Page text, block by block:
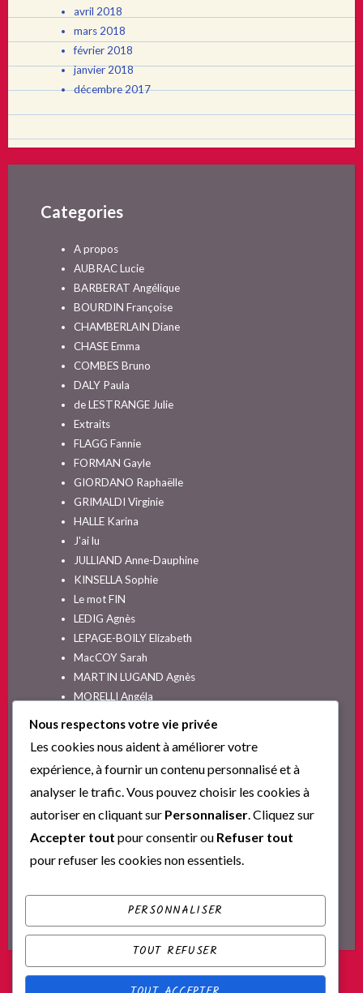
avril 2018
mars 2018
février 2018
janvier 2018
décembre 2017
Categories
A propos
AUBRAC Lucie
BARBERAT Angélique
BOURDIN Françoise
CHAMBERLAIN Diane
CHASE Emma
COMBES Bruno
DALY Paula
de LESTRANGE Julie
Extraits
FLAGG Fannie
FORMAN Gayle
GIORDANO Raphaëlle
GRIMALDI Virginie
HALLE Karina
J'ai lu
JULLIAND Anne-Dauphine
KINSELLA Sophie
Le mot FIN
LEDIG Agnès
LEPAGE-BOILY Elizabeth
MacCOY Sarah
MARTIN LUGAND Agnès
MORELLI Angéla
NELSON SPIELMAN Lori
Non classé
PINGUILLY Yves
RIVA Alex
SESKIS Tina
SOLNON Jean-François
Nous respectons votre vie privée
Les cookies nous aident à améliorer votre
expérience, à fournir un contenu personnalisé et à
analyser le trafic. Vous pouvez choisir les cookies à
autoriser en cliquant sur Personnaliser . Cliquez sur
Accepter tout pour consentir ou Refuser tout
pour refuser les cookies non essentiels.
PERSONNALISER
TOUT REFUSER